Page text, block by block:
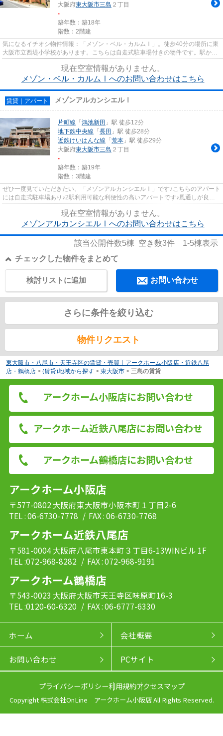
大阪府東大阪市三島 ２丁目
-
築年数：築18年
階数：2階建
気になるイチオシ物件情報：「メゾン・ベル・カルムⅠ」。徒歩40分の場所に東
大阪市立西堤小学校があります。こちらは自走式駐車場付きの物件です。駅から
徒歩11分のところにある物件は...
現在空室情報がありません。
メゾン・ベル・カルムⅠへのお問い合わせはこちら
賃貸｜アパート メゾンアルカンシエルⅠ
片町線 「鴻池新田 」駅 徒歩12分
地下鉄中央線 「長田 」駅 徒歩28分
近鉄けいはんな線 「荒本 」駅 徒歩29分
大阪府東大阪市三島 ２丁目
-
築年数：築19年
階数：3階建
ぜひ一度見ていただきたい、「メゾンアルカンシエルⅠ」です♪こちらのアパート
には自走式駐車場あり♪2駅利用可能な利便性の高いアパートです♪風通しが良い
物件です♪できるだけ早めに不...
現在空室情報がありません。
メゾンアルカンシエルⅠへのお問い合わせはこちら
該当公開件数5棟 空き数3件 1-5棟表示
チェックした物件をまとめて
お問い合わせ
検討リストに追加
さらに条件を絞り込む
物件リクエスト
東大阪市・八尾市・天王寺区の賃貸・売買｜アークホーム小阪店・近鉄八尾
店・鶴橋店 > (賃貸)地域から探す > 東大阪市 > 三島の賃貸
アークホーム小阪店にお問い合わせ
アークホーム近鉄八尾店にお問い合わせ
アークホーム鶴橋店にお問い合わせ
アークホーム小阪店
〒577-0802 大阪府東大阪市小阪本町１丁目2-6
TEL : 06-6730-7778 / FAX : 06-6730-7768
アークホーム近鉄八尾店
〒581-0004 大阪府八尾市東本町３丁目6-13WINビル 1F
TEL :072-968-8282 / FAX : 072-968-9191
アークホーム鶴橋店
〒543-0023 大阪府大阪市天王寺区味原町16-3
TEL :0120-60-6320 / FAX : 06-6777-6330
ホーム 会社概要
お問い合わせ PCサイト
プライバシーポリシー利用規約アクセスマップ
Copyright 株式会社OnLine アークホーム小阪店 All Rights Reserved.